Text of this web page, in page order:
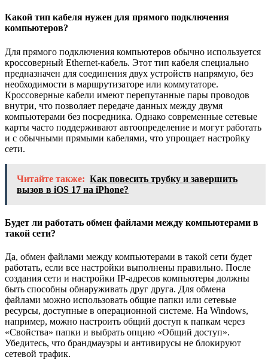
Какой тип кабеля нужен для прямого подключения
компьютеров?
Для прямого подключения компьютеров обычно используется
кроссоверный Ethernet-кабель. Этот тип кабеля специально
предназначен для соединения двух устройств напрямую, без
необходимости в маршрутизаторе или коммутаторе.
Кроссоверные кабели имеют перепутанные пары проводов
внутри, что позволяет передаче данных между двумя
компьютерами без посредника. Однако современные сетевые
карты часто поддерживают автоопределение и могут работать
и с обычными прямыми кабелями, что упрощает настройку
сети.
Читайте также: Как повесить трубку и завершить
вызов в iOS 17 на iPhone?
Будет ли работать обмен файлами между компьютерами в
такой сети?
Да, обмен файлами между компьютерами в такой сети будет
работать, если все настройки выполнены правильно. После
создания сети и настройки IP-адресов компьютеры должны
быть способны обнаруживать друг друга. Для обмена
файлами можно использовать общие папки или сетевые
ресурсы, доступные в операционной системе. На Windows,
например, можно настроить общий доступ к папкам через
«Свойства» папки и выбрать опцию «Общий доступ».
Убедитесь, что брандмауэры и антивирусы не блокируют
сетевой трафик.